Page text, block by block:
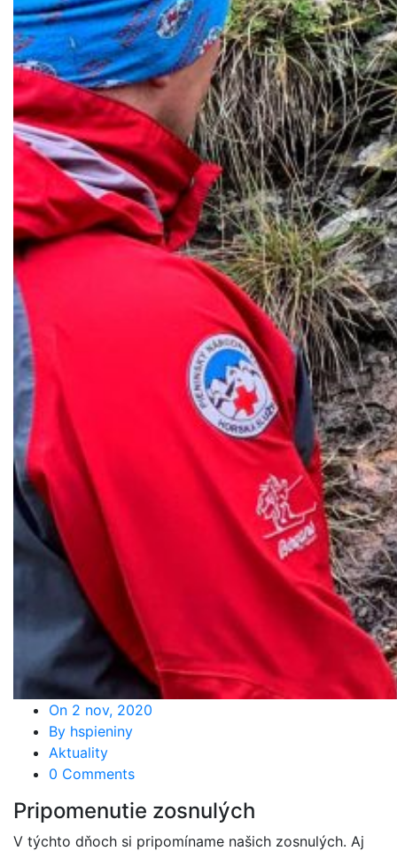
On 2 nov, 2020
By hspieniny
Aktuality
0 Comments
Pripomenutie zosnulých
V týchto dňoch si pripomíname našich zosnulých. Aj